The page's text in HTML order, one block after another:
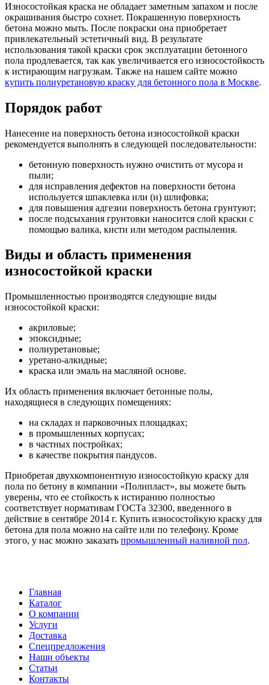
Износостойкая краска не обладает заметным запахом и после
окрашивания быстро сохнет. Покрашенную поверхность
бетона можно мыть. После покраски она приобретает
привлекательный эстетичный вид. В результате
использования такой краски срок эксплуатации бетонного
пола продлевается, так как увеличивается его износостойкость
к истирающим нагрузкам. Также на нашем сайте можно
купить полиуретановую краску для бетонного пола в Москве.
Порядок работ
Нанесение на поверхность бетона износостойкой краски
рекомендуется выполнять в следующей последовательности:
бетонную поверхность нужно очистить от мусора и
пыли;
для исправления дефектов на поверхности бетона
используется шпаклевка или (и) шлифовка;
для повышения адгезии поверхность бетона грунтуют;
после подсыхания грунтовки наносится слой краски с
помощью валика, кисти или методом распыления.
Виды и область применения
износостойкой краски
Промышленностью производятся следующие виды
износостойкой краски:
акриловые;
эпоксидные;
полиуретановые;
уретано-алкидные;
краска или эмаль на масляной основе.
Их область применения включает бетонные полы,
находящиеся в следующих помещениях:
на складах и парковочных площадках;
в промышленных корпусах;
в частных постройках;
в качестве покрытия пандусов.
Приобретая двухкомпонентную износостойкую краску для
пола по бетону в компании «Полипласт», вы можете быть
уверены, что ее стойкость к истиранию полностью
соответствует нормативам ГОСТа 32300, введенного в
действие в сентябре 2014 г. Купить износостойкую краску для
бетона для пола можно на сайте или по телефону. Кроме
этого, у нас можно заказать промышленный наливной пол.
Главная
Каталог
О компании
Услуги
Доставка
Спецпредложения
Наши объекты
Статьи
Контакты